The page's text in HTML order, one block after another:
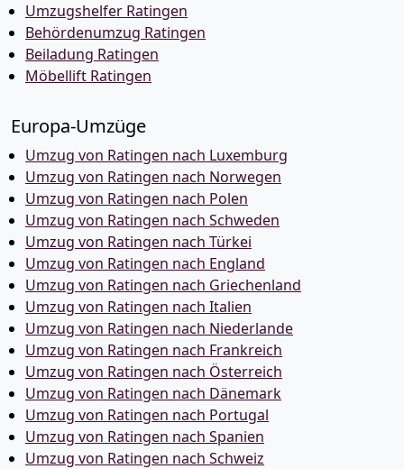
Umzugshelfer Ratingen
Behördenumzug Ratingen
Beiladung Ratingen
Möbellift Ratingen
Europa-Umzüge
Umzug von Ratingen nach Luxemburg
Umzug von Ratingen nach Norwegen
Umzug von Ratingen nach Polen
Umzug von Ratingen nach Schweden
Umzug von Ratingen nach Türkei
Umzug von Ratingen nach England
Umzug von Ratingen nach Griechenland
Umzug von Ratingen nach Italien
Umzug von Ratingen nach Niederlande
Umzug von Ratingen nach Frankreich
Umzug von Ratingen nach Österreich
Umzug von Ratingen nach Dänemark
Umzug von Ratingen nach Portugal
Umzug von Ratingen nach Spanien
Umzug von Ratingen nach Schweiz